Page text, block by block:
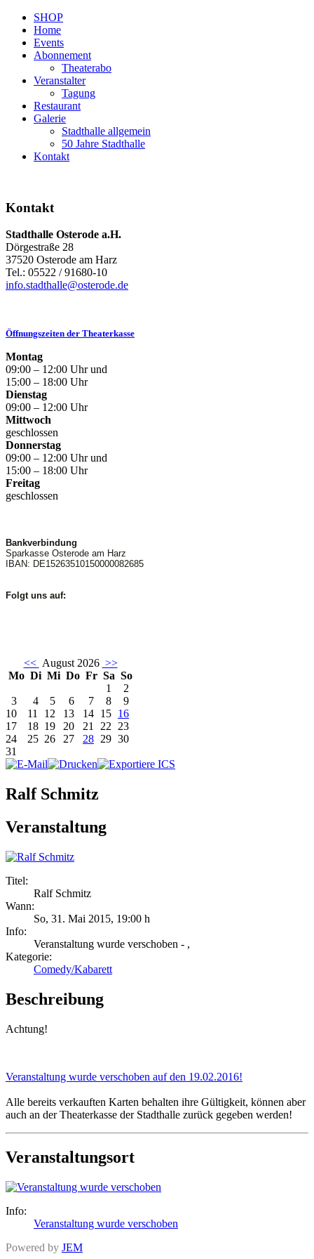
SHOP
Home
Events
Abonnement
Theaterabo
Veranstalter
Tagung
Restaurant
Galerie
Stadthalle allgemein
50 Jahre Stadthalle
Kontakt
Kontakt
Stadthalle Osterode a.H.
Dörgestraße 28
37520 Osterode am Harz
Tel.: 05522 / 91680-10
info.stadthalle@osterode.de
Öffnungszeiten der Theaterkasse
Montag
09:00 – 12:00 Uhr und
15:00 – 18:00 Uhr
Dienstag
09:00 – 12:00 Uhr
Mittwoch
geschlossen
Donnerstag
09:00 – 12:00 Uhr und
15:00 – 18:00 Uhr
Freitag
geschlossen
Bankverbindung
Sparkasse Osterode am Harz
IBAN: DE15263510150000082685
Folgt uns auf:
<< August 2026 >>
Mo Di Mi Do Fr Sa So
1
2
3
4 5 6 7 8
9
10
11 12 13 14 15 16
17
18 19 20 21 22 23
24
25 26 27 28 29 30
31
Ralf Schmitz
Veranstaltung
Titel:
Ralf Schmitz
Wann:
So, 31. Mai 2015, 19:00 h
Info:
Veranstaltung wurde verschoben - ,
Kategorie:
Comedy/Kabarett
Beschreibung
Achtung!
Veranstaltung wurde verschoben auf den 19.02.2016!
Alle bereits verkauften Karten behalten ihre Gültigkeit, können aber
auch an der Theaterkasse der Stadthalle zurück gegeben werden!
Veranstaltungsort
Info:
Veranstaltung wurde verschoben
Powered by JEM